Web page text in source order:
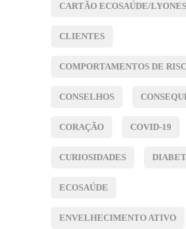
CARTÃO ECOSAÚDE/
CLIENTES
COMPORTAMENTOS DE
CONSELHOS
CORAÇÃO COVID-19
CURIOSIDADES
ECOSAÚDE
ENVELHECIMENTO ATIVO